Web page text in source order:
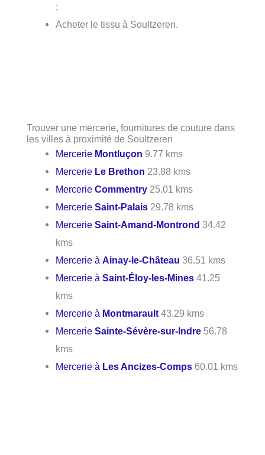
;
Acheter le tissu à Soultzeren.
Trouver une mercerie, fournitures de couture dans
les villes à proximité de Soultzeren
Mercerie Montluçon 9.77 kms
Mercerie Le Brethon 23.88 kms
MercerieCommentry 25.01 kms
MercerieSaint-Palais 29.78 kms
MercerieSaint-Amand-Montrond 34.42
kms
Mercerie àAinay-le-Château 36.51 kms
Mercerie àSaint-Éloy-les-Mines 41.25
kms
Mercerie à Montmarault 43.29 kms
MercerieSainte-Sévère-sur-Indre 56.78
kms
Mercerie à Les Ancizes-Comps 60.01 kms